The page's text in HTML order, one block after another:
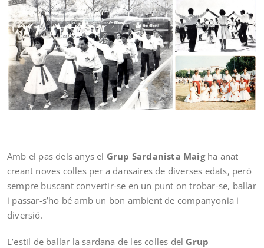
Amb el pas dels anys el Grup Sardanista Maig ha anat
creant noves colles per a dansaires de diverses edats, però
sempre buscant convertir-se en un punt on trobar-se, ballar
i passar-s’ho bé amb un bon ambient de companyonia i
diversió.
L’estil de ballar la sardana de les colles del Grup